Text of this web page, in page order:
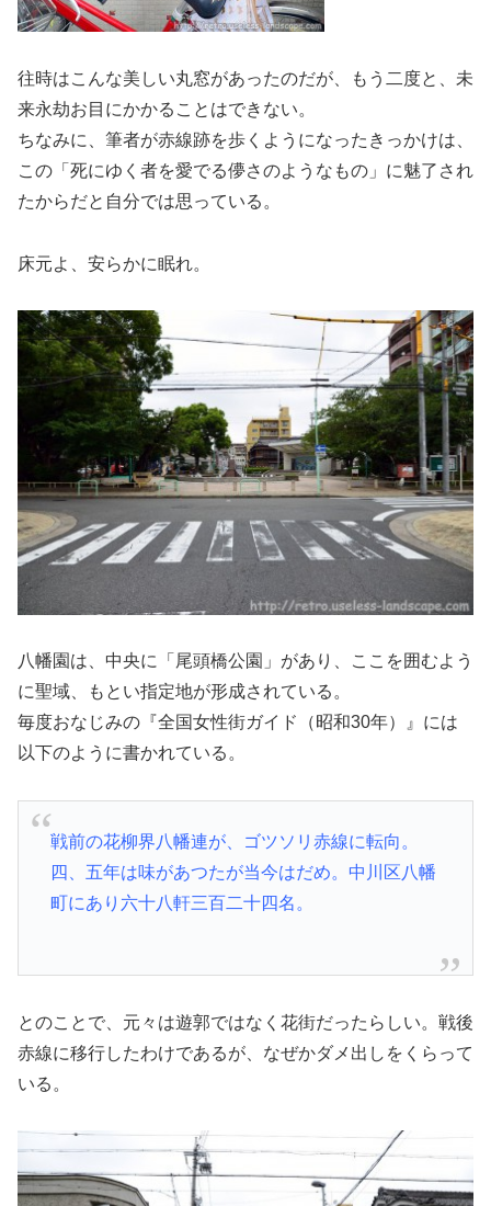
往時はこんな美しい丸窓があったのだが、もう二度と、未
来永劫お目にかかることはできない。
ちなみに、筆者が赤線跡を歩くようになったきっかけは、
この「死にゆく者を愛でる儚さのようなもの」に魅了され
たからだと自分では思っている。
床元よ、安らかに眠れ。
八幡園は、中央に「尾頭橋公園」があり、ここを囲むよう
に聖域、もとい指定地が形成されている。
毎度おなじみの『全国女性街ガイド（昭和30年）』には
以下のように書かれている。
戦前の花柳界八幡連が、ゴツソリ赤線に転向。
四、五年は味があつたが当今はだめ。中川区八幡
町にあり六十八軒三百二十四名。
とのことで、元々は遊郭ではなく花街だったらしい。戦後
赤線に移行したわけであるが、なぜかダメ出しをくらって
いる。